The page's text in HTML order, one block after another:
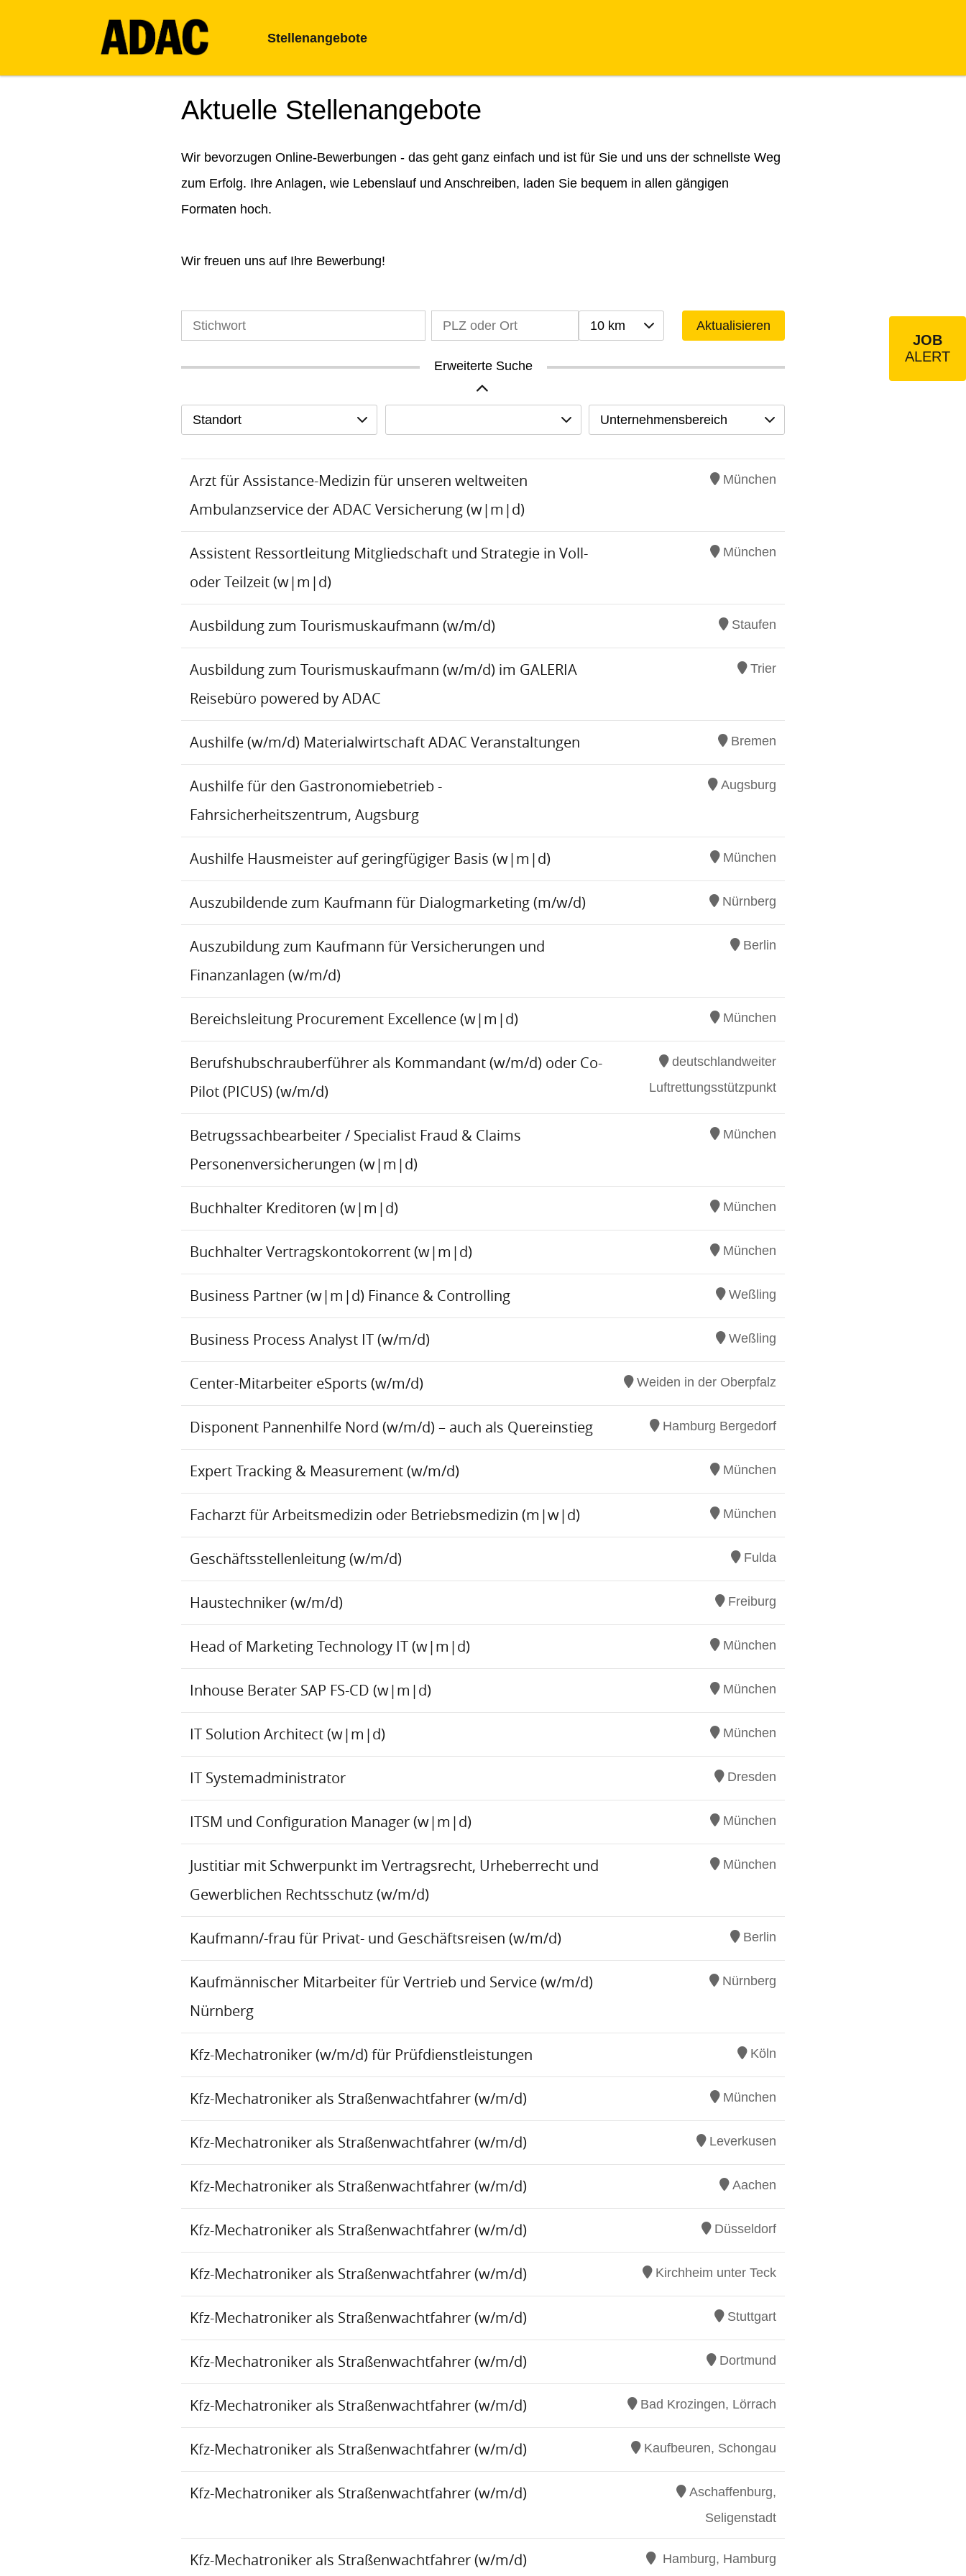
Stellenangebote
Aktuelle Stellenangebote
Wir bevorzugen Online-Bewerbungen - das geht ganz einfach und ist für Sie und uns der schnellste Weg
zum Erfolg. Ihre Anlagen, wie Lebenslauf und Anschreiben, laden Sie bequem in allen gängigen
Formaten hoch.
Wir freuen uns auf Ihre Bewerbung!
10 km Aktualisieren
Erweiterte Suche
Standort Unternehmensbereich
Arzt für Assistance-Medizin für unseren weltweiten
Ambulanzservice der ADAC Versicherung (w|m|d)
München
Assistent Ressortleitung Mitgliedschaft und Strategie in Voll-
oder Teilzeit (w|m|d)
München
Ausbildung zum Tourismuskaufmann (w/m/d) Staufen
Ausbildung zum Tourismuskaufmann (w/m/d) im GALERIA
Reisebüro powered by ADAC
Trier
Aushilfe (w/m/d) Materialwirtschaft ADAC Veranstaltungen Bremen
Aushilfe für den Gastronomiebetrieb -
Fahrsicherheitszentrum, Augsburg
Augsburg
Aushilfe Hausmeister auf geringfügiger Basis (w|m|d) München
Auszubildende zum Kaufmann für Dialogmarketing (m/w/d) Nürnberg
Auszubildung zum Kaufmann für Versicherungen und
Finanzanlagen (w/m/d)
Berlin
Bereichsleitung Procurement Excellence (w|m|d) München
Berufshubschrauberführer als Kommandant (w/m/d) oder Co-
Pilot (PICUS) (w/m/d)
deutschlandweiter
Luftrettungsstützpunkt
Betrugssachbearbeiter / Specialist Fraud & Claims
Personenversicherungen (w|m|d)
München
Buchhalter Kreditoren (w|m|d) München
Buchhalter Vertragskontokorrent (w|m|d) München
Business Partner (w|m|d) Finance & Controlling Weßling
Business Process Analyst IT (w/m/d) Weßling
Center-Mitarbeiter eSports (w/m/d) Weiden in der Oberpfalz
Disponent Pannenhilfe Nord (w/m/d) – auch als Quereinstieg Hamburg Bergedorf
Expert Tracking & Measurement (w/m/d) München
Facharzt für Arbeitsmedizin oder Betriebsmedizin (m|w|d) München
Geschäftsstellenleitung (w/m/d) Fulda
Haustechniker (w/m/d) Freiburg
Head of Marketing Technology IT (w|m|d) München
Inhouse Berater SAP FS-CD (w|m|d) München
IT Solution Architect (w|m|d) München
IT Systemadministrator Dresden
ITSM und Configuration Manager (w|m|d) München
Justitiar mit Schwerpunkt im Vertragsrecht, Urheberrecht und
Gewerblichen Rechtsschutz (w/m/d)
München
Kaufmann/-frau für Privat- und Geschäftsreisen (w/m/d) Berlin
Kaufmännischer Mitarbeiter für Vertrieb und Service (w/m/d)
Nürnberg
Nürnberg
Kfz-Mechatroniker (w/m/d) für Prüfdienstleistungen Köln
Kfz-Mechatroniker als Straßenwachtfahrer (w/m/d) München
Kfz-Mechatroniker als Straßenwachtfahrer (w/m/d) Leverkusen
Kfz-Mechatroniker als Straßenwachtfahrer (w/m/d) Aachen
Kfz-Mechatroniker als Straßenwachtfahrer (w/m/d) Düsseldorf
Kfz-Mechatroniker als Straßenwachtfahrer (w/m/d) Kirchheim unter Teck
Kfz-Mechatroniker als Straßenwachtfahrer (w/m/d) Stuttgart
Kfz-Mechatroniker als Straßenwachtfahrer (w/m/d) Dortmund
Kfz-Mechatroniker als Straßenwachtfahrer (w/m/d) Bad Krozingen, Lörrach
Kfz-Mechatroniker als Straßenwachtfahrer (w/m/d) Kaufbeuren, Schongau
Kfz-Mechatroniker als Straßenwachtfahrer (w/m/d)
Aschaffenburg,
Seligenstadt
Kfz-Mechatroniker als Straßenwachtfahrer (w/m/d) Hamburg, Hamburg
JOB
ALERT